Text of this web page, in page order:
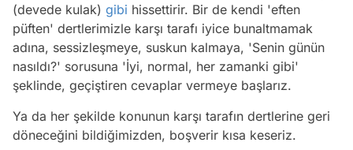
(devede kulak) gibi hissettirir. Bir de kendi 'eften
püften' dertlerimizle karşı tarafı iyice bunaltmamak
adına, sessizleşmeye, suskun kalmaya, 'Senin günün
nasıldı?' sorusuna 'İyi, normal, her zamanki gibi'
şeklinde, geçiştiren cevaplar vermeye başlarız.
Ya da her şekilde konunun karşı tarafın dertlerine geri
döneceğini bildiğimizden, boşverir kısa keseriz.